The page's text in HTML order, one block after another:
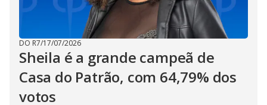
DO R7/17/07/2026
Sheila é a grande campeã de
Casa do Patrão, com 64,79% dos
votos